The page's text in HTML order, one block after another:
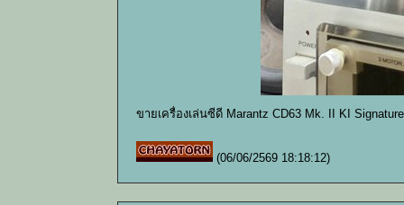
ขายเครื่องเล่นซีดี Marantz CD63 Mk. II KI
(06/06/2569 18:18:12)